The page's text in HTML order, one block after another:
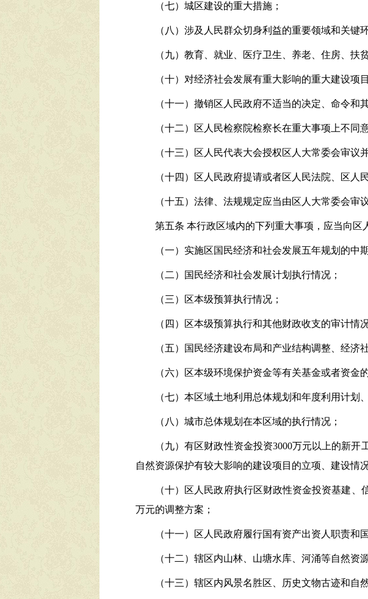
（七）城区建设的重大措施；
（八）涉及人民群众切身利益的重要领域和关键
（九）教育、就业、医疗卫生、养老、住房、扶
（十）对经济社会发展有重大影响的重大建设项目
（十一）撤销区人民政府不适当的决定、命令和
（十二）区人民检察院检察长在重大事项上不同
（十三）区人民代表大会授权区人大常委会审议
（十四）区人民政府提请或者区人民法院、区人
（十五）法律、法规规定应当由区人大常委会审
第五条 本行政区域内的下列重大事项，应当向区
（一）实施区国民经济和社会发展五年规划的中
（二）国民经济和社会发展计划执行情况；
（三）区本级预算执行情况；
（四）区本级预算执行和其他财政收支的审计情
（五）国民经济建设布局和产业结构调整、经济
（六）区本级环境保护资金等有关基金或者资金
（七）本区域土地利用总体规划和年度利用计划
（八）城市总体规划在本区域的执行情况；
（九）有区财政性资金投资3000万元以上的新开
自然资源保护有较大影响的建设项目的立项、建设情况
（十）区人民政府执行区财政性资金投资基建
万元的调整方案；
（十一）区人民政府履行国有资产出资人职责和
（十二）辖区内山林、山塘水库、河涌等自然资
（十三）辖区内风景名胜区、历史文物古迹和自